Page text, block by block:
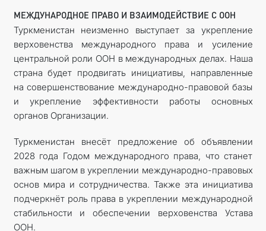
МЕЖДУНАРОДНОЕ ПРАВО И ВЗАИМОДЕЙСТВИЕ С ООН
Туркменистан неизменно выступает за укрепление
верховенства международного права и усиление
центральной роли ООН в международных делах. Наша
страна будет продвигать инициативы, направленные
на совершенствование международно-правовой базы
и укрепление эффективности работы основных
органов Организации.
Туркменистан внесёт предложение об объявлении
2028 года Годом международного права, что станет
важным шагом в укреплении международно-правовых
основ мира и сотрудничества. Также эта инициатива
подчеркнёт роль права в укреплении международной
стабильности и обес­печении верховенства Устава
ООН.